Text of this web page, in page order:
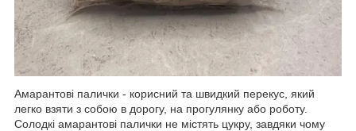
Амарантові палички - корисний та швидкий перекус, який
легко взяти з собою в дорогу, на прогулянку або роботу.
Солодкі амарантові палички не містять цукру, завдяки чому